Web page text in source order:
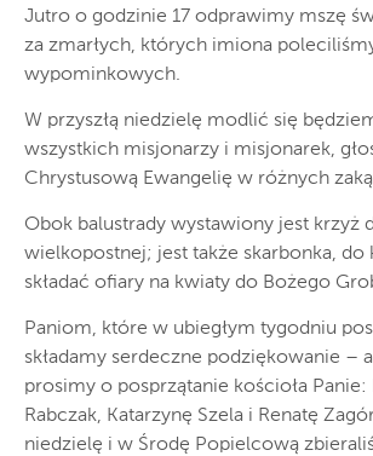
Jutro o godzinie 17 odprawimy mszę
za zmarłych, których imiona
wypominkowych.
W przyszłą niedzielę modlić się
wszystkich misjonarzy i misjonarek,
Chrystusową Ewangelię w różnych
Obok balustrady wystawiony jest krzyż
wielkopostnej; jest także skarbonka, do
składać ofiary na kwiaty do Bożego
Paniom, które w ubiegłym tygodniu
składamy serdeczne podziękowanie –
prosimy o posprzątanie kościoła Panie:
Rabczak, Katarzynę Szela i Renatę
niedzielę i w Środę Popielcową